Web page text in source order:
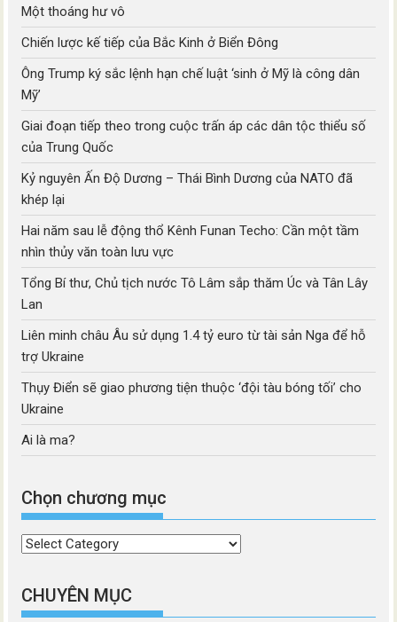
Một thoáng hư vô
Chiến lược kế tiếp của Bắc Kinh ở Biển Đông
Ông Trump ký sắc lệnh hạn chế luật ‘sinh ở Mỹ là công dân
Mỹ’
Giai đoạn tiếp theo trong cuộc trấn áp các dân tộc thiểu số
của Trung Quốc
Kỷ nguyên Ấn Độ Dương – Thái Bình Dương của NATO đã
khép lại
Hai năm sau lễ động thổ Kênh Funan Techo: Cần một tầm
nhìn thủy văn toàn lưu vực
Tổng Bí thư, Chủ tịch nước Tô Lâm sắp thăm Úc và Tân Lây
Lan
Liên minh châu Âu sử dụng 1.4 tỷ euro từ tài sản Nga để hỗ
trợ Ukraine
Thụy Điển sẽ giao phương tiện thuộc ‘đội tàu bóng tối’ cho
Ukraine
Ai là ma?
Chọn chương mục
Chọn
mục
CHUYÊN MỤC